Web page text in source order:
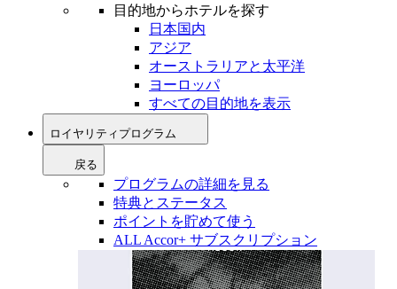
目的地からホテルを探す
日本国内
アジア
オーストラリアと太平洋
ヨーロッパ
すべての目的地を表示
ロイヤリティプログラム
戻る
プログラムの詳細を見る
特典とステータス
ポイントを貯めて使う
ALL Accor+ サブスクリプション